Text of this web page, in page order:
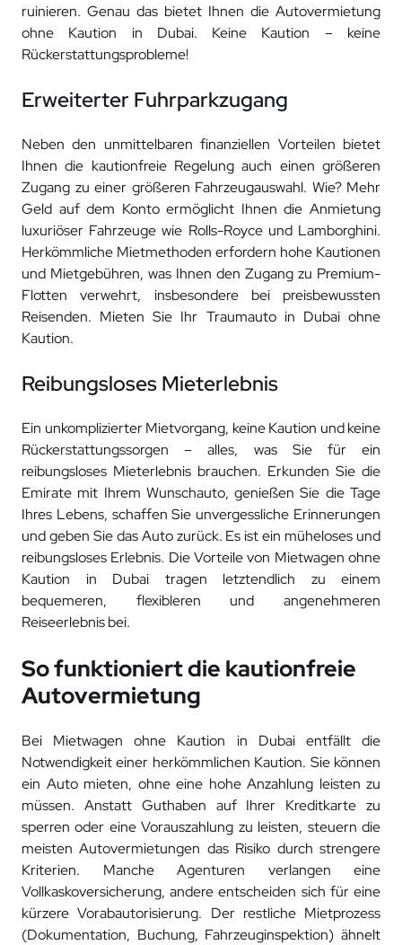
ruinieren. Genau das bietet Ihnen die Autovermietung
ohne Kaution in Dubai. Keine Kaution – keine
Rückerstattungsprobleme!
Erweiterter Fuhrparkzugang
Neben den unmittelbaren finanziellen Vorteilen bietet
Ihnen die kautionfreie Regelung auch einen größeren
Zugang zu einer größeren Fahrzeugauswahl. Wie? Mehr
Geld auf dem Konto ermöglicht Ihnen die Anmietung
luxuriöser Fahrzeuge wie Rolls-Royce und Lamborghini.
Herkömmliche Mietmethoden erfordern hohe Kautionen
und Mietgebühren, was Ihnen den Zugang zu Premium-
Flotten verwehrt, insbesondere bei preisbewussten
Reisenden. Mieten Sie Ihr Traumauto in Dubai ohne
Kaution.
Reibungsloses Mieterlebnis
Ein unkomplizierter Mietvorgang, keine Kaution und keine
Rückerstattungssorgen – alles, was Sie für ein
reibungsloses Mieterlebnis brauchen. Erkunden Sie die
Emirate mit Ihrem Wunschauto, genießen Sie die Tage
Ihres Lebens, schaffen Sie unvergessliche Erinnerungen
und geben Sie das Auto zurück. Es ist ein müheloses und
reibungsloses Erlebnis. Die Vorteile von Mietwagen ohne
Kaution in Dubai tragen letztendlich zu einem
bequemeren, flexibleren und angenehmeren
Reiseerlebnis bei.
So funktioniert die kautionfreie
Autovermietung
Bei Mietwagen ohne Kaution in Dubai entfällt die
Notwendigkeit einer herkömmlichen Kaution. Sie können
ein Auto mieten, ohne eine hohe Anzahlung leisten zu
müssen. Anstatt Guthaben auf Ihrer Kreditkarte zu
sperren oder eine Vorauszahlung zu leisten, steuern die
meisten Autovermietungen das Risiko durch strengere
Kriterien. Manche Agenturen verlangen eine
Vollkaskoversicherung, andere entscheiden sich für eine
kürzere Vorabautorisierung. Der restliche Mietprozess
(Dokumentation, Buchung, Fahrzeuginspektion) ähnelt